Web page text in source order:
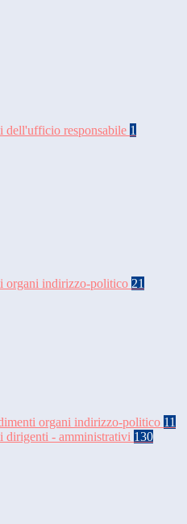
dell'ufficio responsabile 1
organi indirizzo-politico 21
organi indirizzo-politico 11
dirigenti - amministrativi 130